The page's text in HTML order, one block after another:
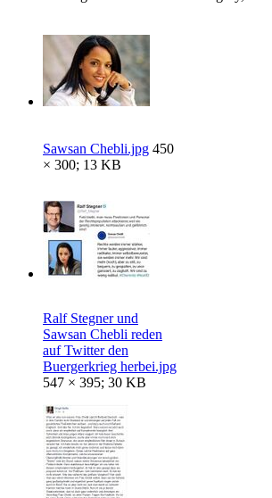
Sawsan Chebli.jpg 450
× 300; 13 KB
Ralf Stegner und
Sawsan Chebli reden
auf Twitter den
Buergerkrieg herbei.jpg
547 × 395; 30 KB